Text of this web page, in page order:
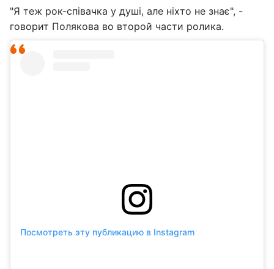
"Я теж рок-співачка у душі, але ніхто не знає", -
говорит Полякова во второй части ролика.
Посмотреть эту публикацию в Instagram